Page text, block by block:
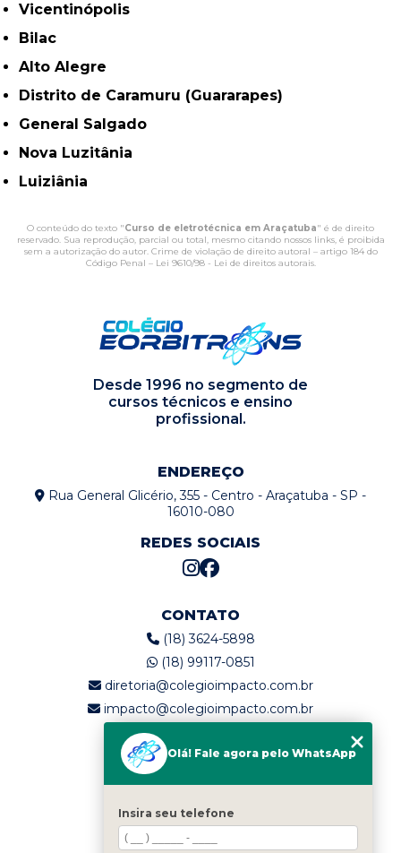
Vicentinópolis
Bilac
Alto Alegre
Distrito de Caramuru (Guararapes)
General Salgado
Nova Luzitânia
Luiziânia
O conteúdo do texto "Curso de eletrotécnica em Araçatuba" é de direito
reservado. Sua reprodução, parcial ou total, mesmo citando nossos links, é proibida
sem a autorização do autor. Crime de violação de direito autoral – artigo 184 do
Código Penal – Lei 9610/98 - Lei de direitos autorais.
Desde 1996 no segmento de
cursos técnicos e ensino
profissional.
ENDEREÇO
Rua General Glicério, 355 - Centro - Araçatuba - SP -
16010-080
REDES SOCIAIS
CONTATO
(18) 3624-5898
(18) 99117-0851
diretoria@colegioimpacto.com.br
impacto@colegioimpacto.com.br
MENU
Home
Quem somos
Serviços
Olá! Fale agora pelo WhatsApp
Insira seu telefone